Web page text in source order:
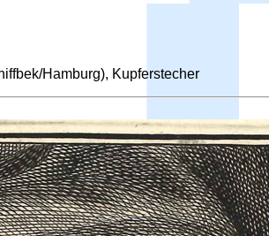
Hamburg), Kupferstecher